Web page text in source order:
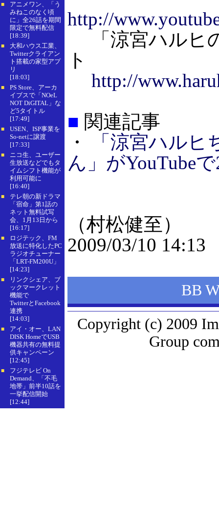
■
アニメワン、「う
みねこのなく頃
に」全26話を期間
限定で無料配信
[18:39]
■
大和ハウス工業、
Twitterクライアン
ト搭載の家型アプ
リ
[18:03]
■
PS Store、アーカ
イブスで「NOeL
NOT DiGITAL」な
ど5タイトル
[17:49]
■
USEN、ISP事業を
So-netに譲渡
[17:33]
■
ニコ生、ユーザー
生放送などでもタ
イムシフト機能が
利用可能に
[16:40]
■
テレ朝の新ドラマ
「宿命」第1話の
ネット無料試写
会、1月13日から
[16:17]
■
ロジテック、FM
放送に特化したPC
ラジオチューナー
「LRT-FM200U」
[14:23]
■
リンクシェア、ブ
ックマークレット
機能で
TwitterとFacebook
連携
[14:03]
■
アイ・オー、LAN
DISK HomeでUSB
機器共有の無料提
供キャンペーン
[12:45]
■
フジテレビ On
Demand、「不毛
地帯」前半10話を
一挙配信開始
[12:44]
http://
「涼宮ハルヒ
ト
http://
■ 関連記事
・
「涼宮ハル
ん」がYouTube
（村松健至）
2009/03/10 14:13
BB
Copyright (c) 2009
Group